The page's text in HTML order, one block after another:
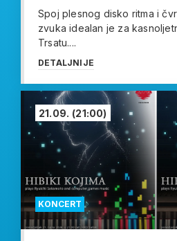
Spoj plesnog disko ritma i
zvuka idealan je za
Trsatu....
DETALJNIJE
KONCERT
21.09. (21:00)